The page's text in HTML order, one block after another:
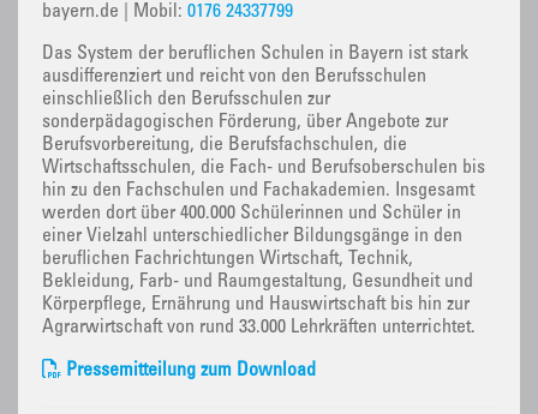
bayern.de | Mobil: 0176 24337799
Das System der beruflichen Schulen in Bayern ist stark
ausdifferenziert und reicht von den Berufsschulen
einschließlich den Berufsschulen zur
sonderpädagogischen Förderung, über Angebote zur
Berufsvorbereitung, die Berufsfachschulen, die
Wirtschaftsschulen, die Fach- und Berufsoberschulen bis
hin zu den Fachschulen und Fachakademien. Insgesamt
werden dort über 400.000 Schülerinnen und Schüler in
einer Vielzahl unterschiedlicher Bildungsgänge in den
beruflichen Fachrichtungen Wirtschaft, Technik,
Bekleidung, Farb- und Raumgestaltung, Gesundheit und
Körperpflege, Ernährung und Hauswirtschaft bis hin zur
Agrarwirtschaft von rund 33.000 Lehrkräften unterrichtet.
Pressemitteilung zum Download